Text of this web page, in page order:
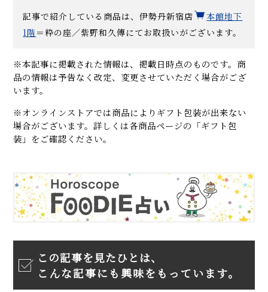
記事で紹介している商品は、伊勢丹新宿店
本館地下
1階 ＝粋の座／紫野和久傳にてお取扱いがございます。
※本記事に掲載された情報は、掲載日時点のものです。商
品の情報は予告なく改定、変更させていただく場合がござ
います。
※オンラインストアでは商品によりギフト包装が出来ない
場合がございます。詳しくは各商品ページの「ギフト包
装」をご確認ください。
この記事を見たひとは、
こんな記事にも興味をもっています。